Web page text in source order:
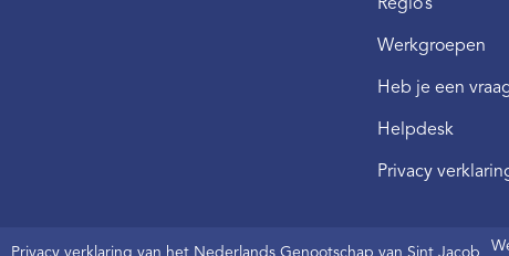
Regio’s
Werkgroepen
Heb je een
Helpdesk
Privacy